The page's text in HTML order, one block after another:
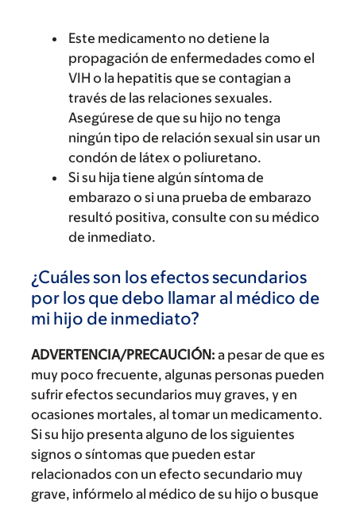
Este medicamento no detiene la
propagación de enfermedades como el
VIH o la hepatitis que se contagian a
través de las relaciones sexuales.
Asegúrese de que su hijo no tenga
ningún tipo de relación sexual sin usar un
condón de látex o poliuretano.
Si su hija tiene algún síntoma de
embarazo o si una prueba de embarazo
resultó positiva, consulte con su médico
de inmediato.
¿Cuáles son los efectos secundarios
por los que debo llamar al médico de
mi hijo de inmediato?
ADVERTENCIA/PRECAUCIÓN: a pesar de que es
muy poco frecuente, algunas personas pueden
sufrir efectos secundarios muy graves, y en
ocasiones mortales, al tomar un medicamento.
Si su hijo presenta alguno de los siguientes
signos o síntomas que pueden estar
relacionados con un efecto secundario muy
grave, infórmelo al médico de su hijo o busque